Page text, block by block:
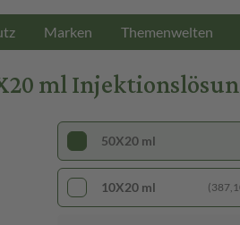
Marken Themenwelten
ml
50X20 ml
10X20 ml